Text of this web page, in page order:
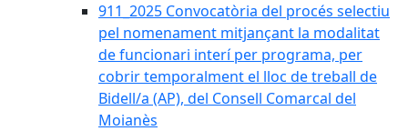
911_2025 Convocatòria del procés selectiu
pel nomenament mitjançant la modalitat
de funcionari interí per programa, per
cobrir temporalment el lloc de treball de
Bidell/a (AP), del Consell Comarcal del
Moianès